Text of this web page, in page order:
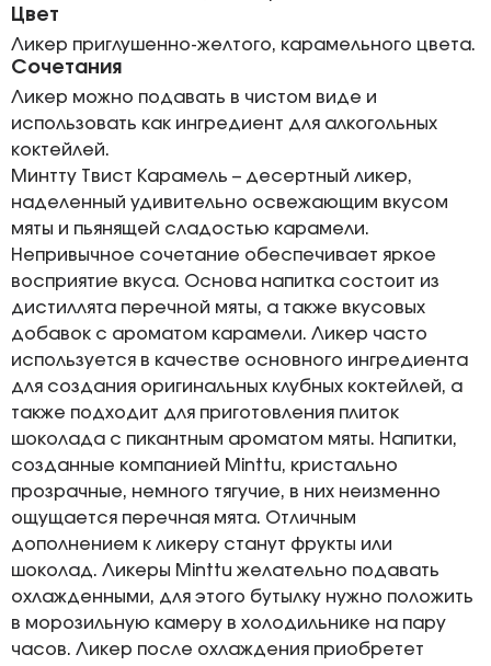
Цвет
Ликер приглушенно-желтого, карамельного цвета.
Сочетания
Ликер можно подавать в чистом виде и
использовать как ингредиент для алкогольных
коктейлей.
Минтту Твист Карамель – десертный ликер,
наделенный удивительно освежающим вкусом
мяты и пьянящей сладостью карамели.
Непривычное сочетание обеспечивает яркое
восприятие вкуса. Основа напитка состоит из
дистиллята перечной мяты, а также вкусовых
добавок с ароматом карамели. Ликер часто
используется в качестве основного ингредиента
для создания оригинальных клубных коктейлей, а
также подходит для приготовления плиток
шоколада с пикантным ароматом мяты. Напитки,
созданные компанией Minttu, кристально
прозрачные, немного тягучие, в них неизменно
ощущается перечная мята. Отличным
дополнением к ликеру станут фрукты или
шоколад. Ликеры Minttu желательно подавать
охлажденными, для этого бутылку нужно положить
в морозильную камеру в холодильнике на пару
часов. Ликер после охлаждения приобретет